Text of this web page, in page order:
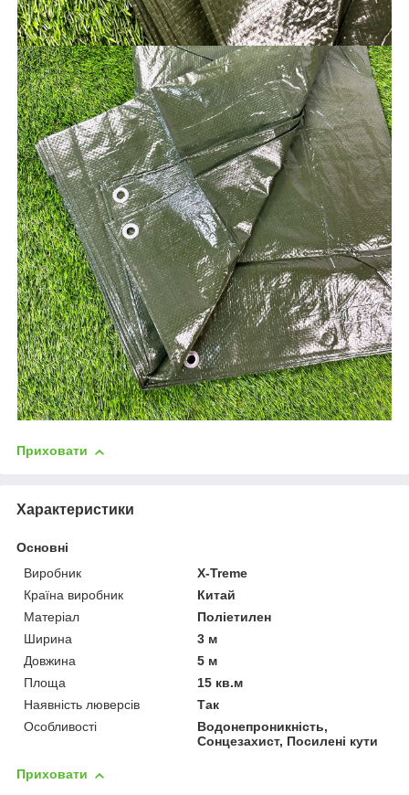
Приховати
Характеристики
Основні
Виробник
X-Treme
Країна виробник
Китай
Матеріал
Поліетилен
Ширина
3 м
Довжина
5 м
Площа
15 кв.м
Наявність люверсів
Так
Особливості
Водонепроникність,
Сонцезахист, Посилені кути
Приховати